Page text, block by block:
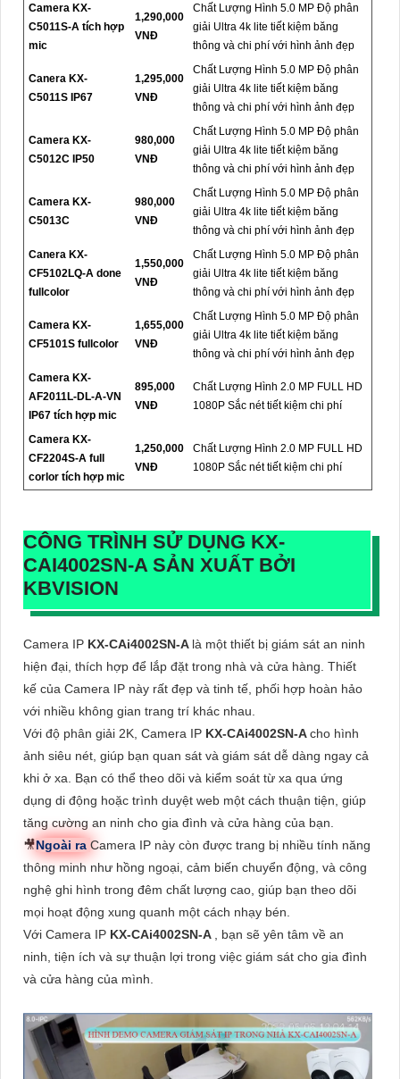
Camera KX-
C5011S-A tích hợp
mic
1,290,000
VNĐ
Chất Lượng Hình 5.0 MP Độ phân
giải Ultra 4k lite tiết kiệm băng
thông và chi phí với hình ảnh đẹp
Canera KX-
C5011S IP67
1,295,000
VNĐ
Chất Lượng Hình 5.0 MP Độ phân
giải Ultra 4k lite tiết kiệm băng
thông và chi phí với hình ảnh đẹp
Camera KX-
C5012C IP50
980,000
VNĐ
Chất Lượng Hình 5.0 MP Độ phân
giải Ultra 4k lite tiết kiệm băng
thông và chi phí với hình ảnh đẹp
Camera KX-
C5013C
980,000
VNĐ
Chất Lượng Hình 5.0 MP Độ phân
giải Ultra 4k lite tiết kiệm băng
thông và chi phí với hình ảnh đẹp
Canera KX-
CF5102LQ-A done
fullcolor
1,550,000
VNĐ
Chất Lượng Hình 5.0 MP Độ phân
giải Ultra 4k lite tiết kiệm băng
thông và chi phí với hình ảnh đẹp
Camera KX-
CF5101S fullcolor
1,655,000
VNĐ
Chất Lượng Hình 5.0 MP Độ phân
giải Ultra 4k lite tiết kiệm băng
thông và chi phí với hình ảnh đẹp
Camera KX-
AF2011L-DL-A-VN
IP67 tích hợp mic
895,000
VNĐ
Chất Lượng Hình 2.0 MP FULL HD
1080P Sắc nét tiết kiệm chi phí
Camera KX-
CF2204S-A full
corlor tích hợp mic
1,250,000
VNĐ
Chất Lượng Hình 2.0 MP FULL HD
1080P Sắc nét tiết kiệm chi phí
CÔNG TRÌNH SỬ DỤNG KX-
CAI4002SN-A SẢN XUẤT BỞI
KBVISION
Camera IP KX-CAi4002SN-A là một thiết bị giám sát an ninh
hiện đại, thích hợp để lắp đặt trong nhà và cửa hàng. Thiết
kế của Camera IP này rất đẹp và tinh tế, phối hợp hoàn hảo
với nhiều không gian trang trí khác nhau.
Với độ phân giải 2K, Camera IP KX-CAi4002SN-Acho hình
ảnh siêu nét, giúp bạn quan sát và giám sát dễ dàng ngay cả
khi ở xa. Bạn có thể theo dõi và kiểm soát từ xa qua ứng
dụng di động hoặc trình duyệt web một cách thuận tiện, giúp
tăng cường an ninh cho gia đình và cửa hàng của bạn.
🎥Ngoài ra Camera IP này còn được trang bị nhiều tính năng
thông minh như hồng ngoại, cảm biến chuyển động, và công
nghệ ghi hình trong đêm chất lượng cao, giúp bạn theo dõi
mọi hoạt động xung quanh một cách nhạy bén.
Với Camera IP KX-CAi4002SN-A
, bạn sẽ yên tâm về an
ninh, tiện ích và sự thuận lợi trong việc giám sát cho gia đình
và cửa hàng của mình.